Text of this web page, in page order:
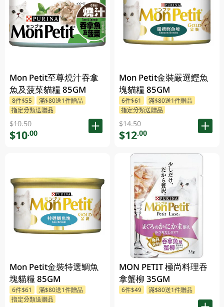
Mon Petit至尊燒汁吞拿
魚及菠菜貓糧 85GM
8件$55
滿$80送1件贈品
指定分類送贈品
$10.50
$10.00
Mon Petit金裝特選鯛魚
塊貓糧 85GM
6件$61
滿$80送1件贈品
指定分類送贈品
Mon Petit金裝嚴選鰹魚
塊貓糧 85GM
6件$61
滿$80送1件贈品
指定分類送贈品
$14.50
$12.00
MON PETIT 極尚料理吞
拿蟹柳 35GM
6件$49 滿$80送1件贈品